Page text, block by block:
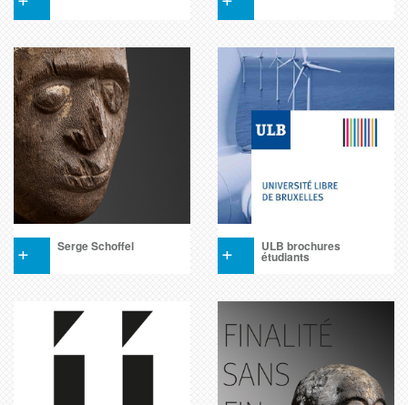
+ Serge Schoffel + ULB brochures
étudiants